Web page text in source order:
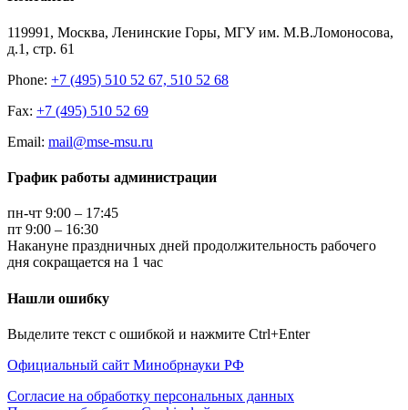
119991, Москва, Ленинские Горы, МГУ им. М.В.Ломоносова,
д.1, стр. 61
Phone: +7 (495) 510 52 67, 510 52 68
Fax: +7 (495) 510 52 69
Email: mail@mse-msu.ru
График работы администрации
пн-чт 9:00 – 17:45
пт 9:00 – 16:30
Накануне праздничных дней продолжительность рабочего
дня сокращается на 1 час
Нашли ошибку
Выделите текст с ошибкой и нажмите Ctrl+Enter
Официальный сайт Минобрнауки РФ
Согласие на обработку персональных данных